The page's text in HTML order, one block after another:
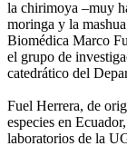
la chirimoya –muy
moringa y la
Biomédica Marco
el grupo de
catedrático del
Fuel Herrera, de
especies en
laboratorios de la